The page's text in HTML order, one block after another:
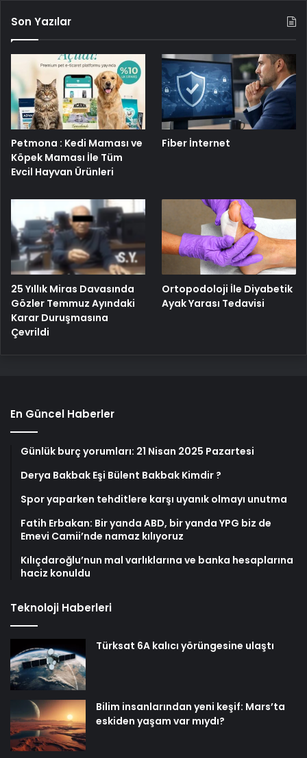
Son Yazılar
Petmona : Kedi Maması ve
Köpek Maması İle Tüm
Evcil Hayvan Ürünleri
Fiber İnternet
25 Yıllık Miras Davasında
Gözler Temmuz Ayındaki
Karar Duruşmasına
Çevrildi
Ortopodoloji İle Diyabetik
Ayak Yarası Tedavisi
En Güncel Haberler
Günlük burç yorumları: 21 Nisan 2025 Pazartesi
Derya Bakbak Eşi Bülent Bakbak Kimdir ?
Spor yaparken tehditlere karşı uyanık olmayı unutma
Fatih Erbakan: Bir yanda ABD, bir yanda YPG biz de
Emevi Camii’nde namaz kılıyoruz
Kılıçdaroğlu’nun mal varlıklarına ve banka hesaplarına
haciz konuldu
Teknoloji Haberleri
Türksat 6A kalıcı yörüngesine ulaştı
Bilim insanlarından yeni keşif: Mars’ta
eskiden yaşam var mıydı?